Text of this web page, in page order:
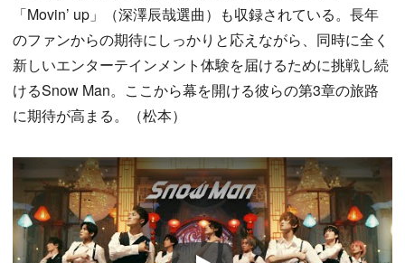
「Movin’ up」（深澤辰哉選曲）も収録されている。長年
のファンからの期待にしっかりと応えながら、同時に全く
新しいエンターテインメント体験を届けるために挑戦し続
けるSnow Man。ここから幕を開ける彼らの第3章の旅路
に期待が高まる。（松本）